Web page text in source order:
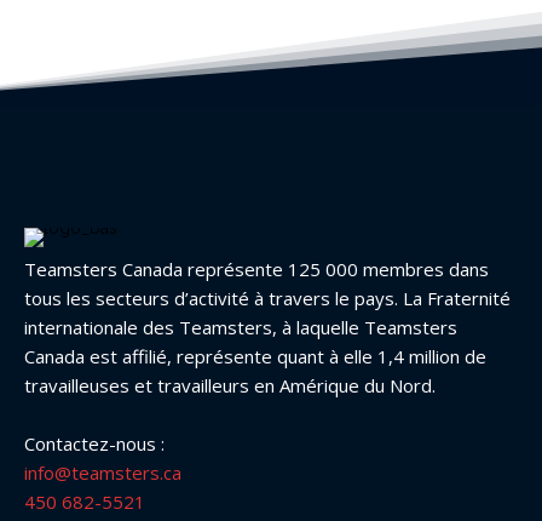
Teamsters Canada représente 125 000 membres dans
tous les secteurs d’activité à travers le pays. La Fraternité
internationale des Teamsters, à laquelle Teamsters
Canada est affilié, représente quant à elle 1,4 million de
travailleuses et travailleurs en Amérique du Nord.
Contactez-nous :
info@teamsters.ca
450 682-5521